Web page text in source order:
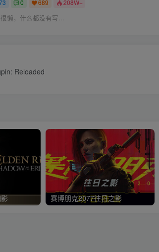
0 689 208W+
懒，什么都没有写...
Reloaded
赛博朋克2077往日之影